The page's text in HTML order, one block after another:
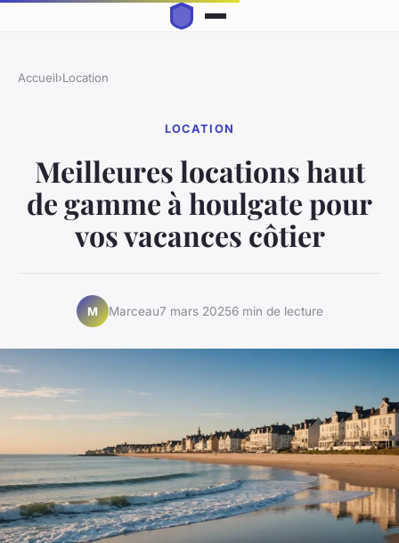
Accueil›Location
LOCATION
Meilleures locations haut
de gamme à houlgate pour
vos vacances côtier
M Marceau7 mars 20256 min de lecture